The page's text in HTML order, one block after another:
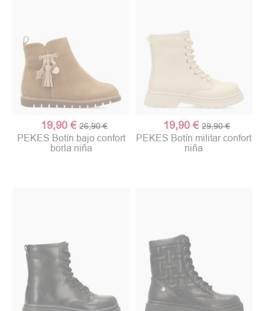
19,90 € 26,90 €
PEKES Botín bajo confort
borla niña
19,90 € 29,90 €
PEKES Botín militar confort
niña